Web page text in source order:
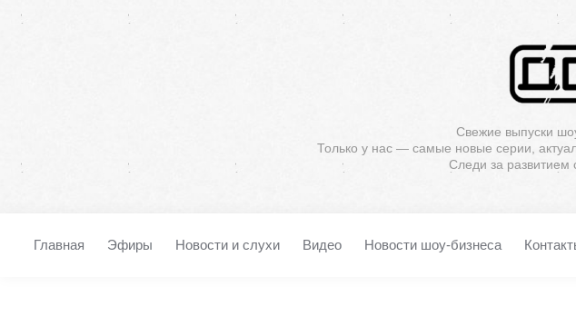
Свежие выпуски
Только у нас — самые новые серии,
Следи за развитием
Главная Эфиры Новости и слухи Видео Новости шоу-бизнеса